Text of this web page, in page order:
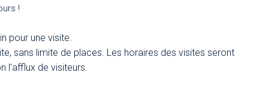
!
pour une visite.
sans limite de places. Les horaires des visites seront
l’afflux de visiteurs.